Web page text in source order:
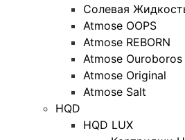
Солевая
Atmose OOPS
Atmose REBORN
Atmose Ouroboros
Atmose Original
Atmose Salt
HQD
HQD LUX